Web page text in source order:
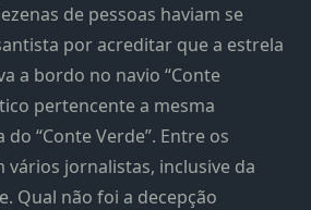
de pessoas haviam se
por acreditar que a estrela
a bordo no navio “Conte
pertencente a mesma
“Conte Verde”. Entre os
vários jornalistas, inclusive da
Qual não foi a decepção